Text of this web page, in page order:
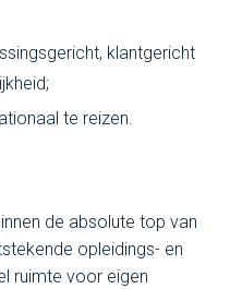
klantgericht
te reizen.
de absolute top van
opleidings- en
ruimte voor eigen